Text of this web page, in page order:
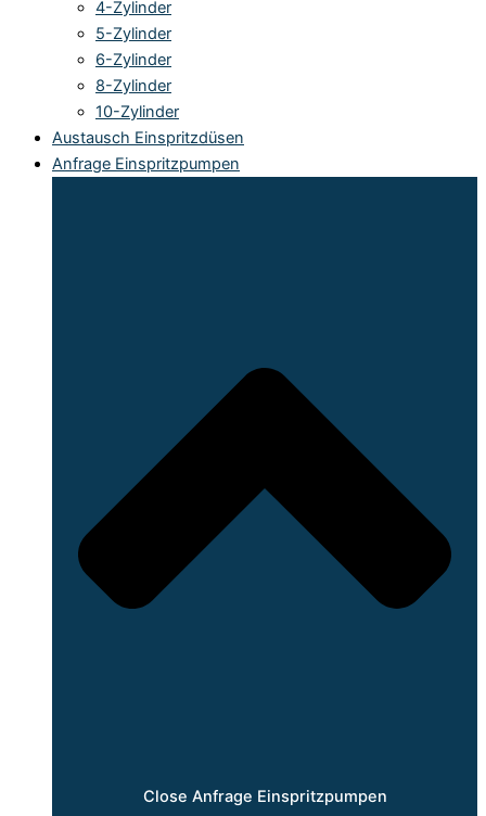
4-Zylinder
5-Zylinder
6-Zylinder
8-Zylinder
10-Zylinder
Austausch Einspritzdüsen
Anfrage Einspritzpumpen
Close Anfrage Einspritzpumpen